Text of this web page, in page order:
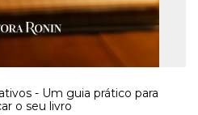
- Um guia prático para
o seu livro